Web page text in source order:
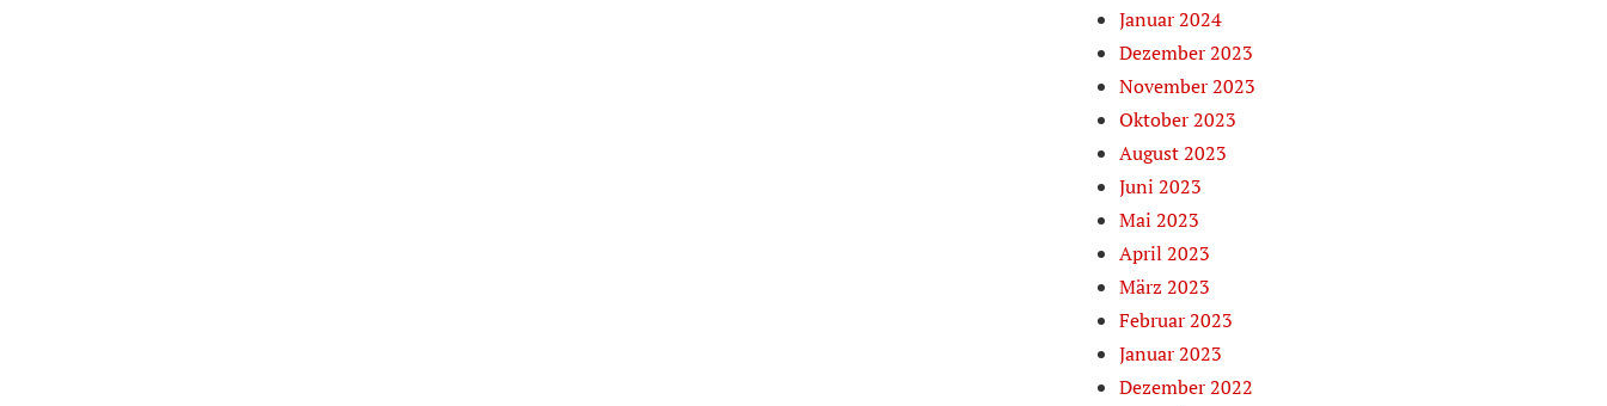
Januar 2024
Dezember 2023
November 2023
Oktober 2023
August 2023
Juni 2023
Mai 2023
April 2023
März 2023
Februar 2023
Januar 2023
Dezember 2022